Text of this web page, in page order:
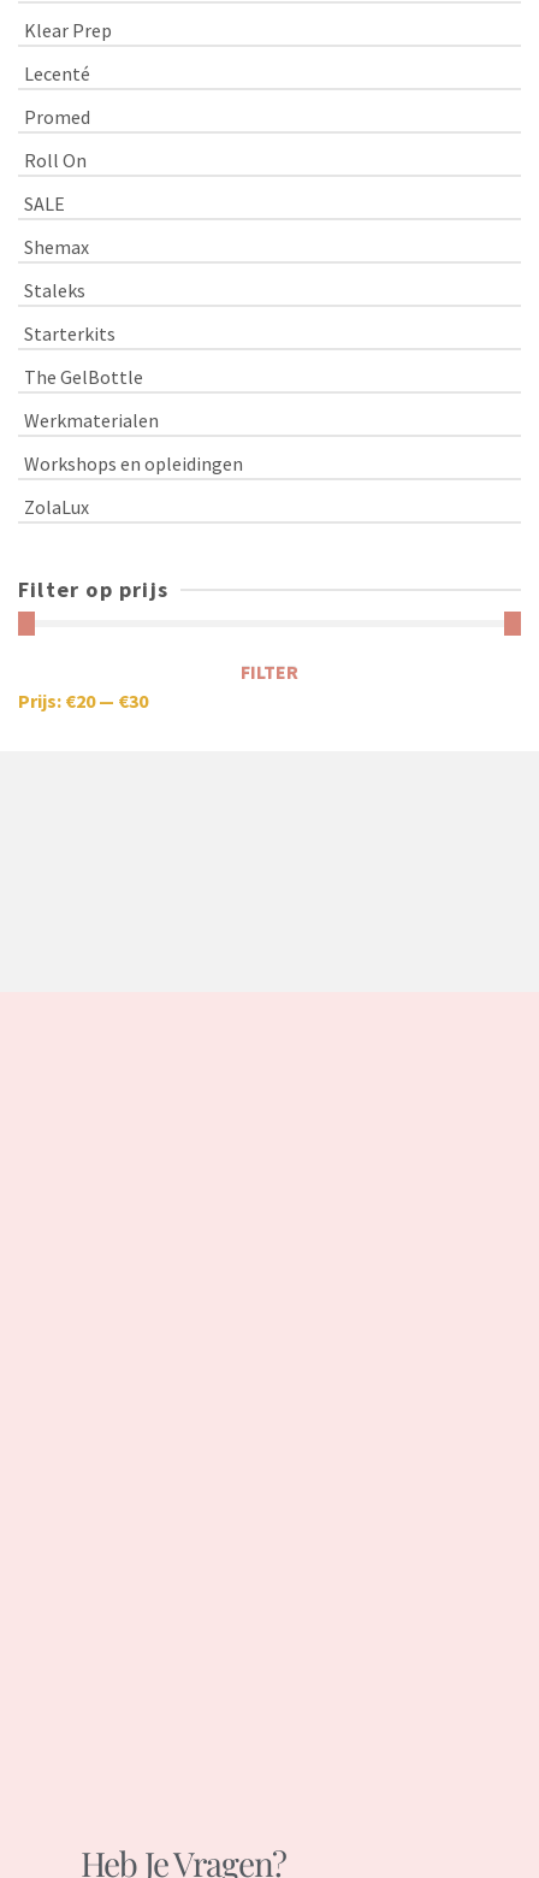
Klear Prep
Lecenté
Promed
Roll On
SALE
Shemax
Staleks
Starterkits
The GelBottle
Werkmaterialen
Workshops en opleidingen
ZolaLux
Filter op prijs
FILTER
Prijs: €20— €30
Heb Je Vragen?